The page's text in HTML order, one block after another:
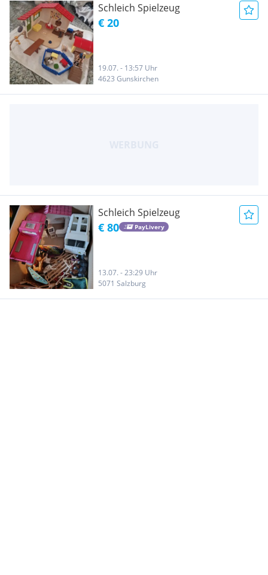
Schleich Spielzeug
€ 20
19.07. - 13:57 Uhr
4623 Gunskirchen
Schleich Spielzeug
€ 80 PayLivery
13.07. - 23:29 Uhr
5071 Salzburg